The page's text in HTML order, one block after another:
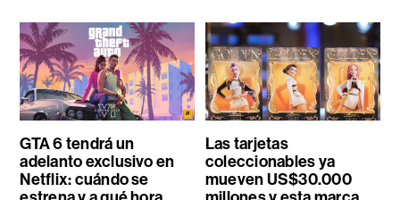
GTA 6 tendrá un
adelanto exclusivo en
Netflix: cuándo se
Las tarjetas
coleccionables ya
mueven US$30.000